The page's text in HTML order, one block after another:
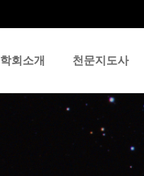
학회소개 천문지도사